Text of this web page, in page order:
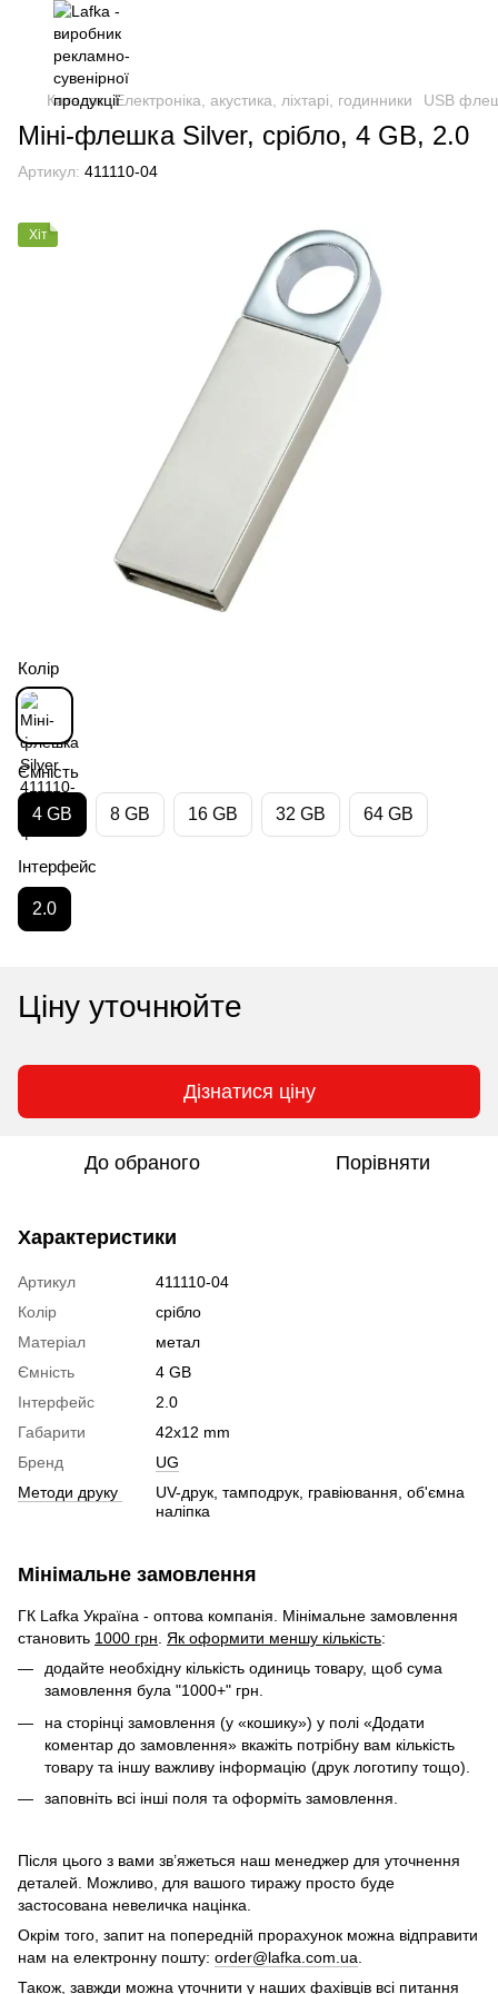
Каталог Електроніка, акустика, ліхтарі, годинники USB
Міні-флешка Silver, срібло, 4 GB, 2.0
Артикул: 411110-04
Хіт
Колір
Ємність
4 GB 8 GB 16 GB 32 GB 64 GB
Інтерфейс
2.0
Ціну уточнюйте
Дізнатися ціну
До обраного Порівняти
Характеристики
Артикул
411110-04
Колір
срібло
Матеріал
метал
Ємність
4 GB
Інтерфейс
2.0
Габарити
42х12 mm
Бренд
UG
Методи друку
UV-друк, тамподрук, гравіювання, об'ємна
наліпка
Мінімальне замовлення
ГК Lafka Україна - оптова компанія. Мінімальне замовлення
становить 1000 грн. Як оформити меншу кількість:
додайте необхідну кількість одиниць товару, щоб сума
замовлення була "1000+" грн.
на сторінці замовлення (у «кошику») у полі «Додати
коментар до замовлення» вкажіть потрібну вам кількість
товару та іншу важливу інформацію (друк логотипу тощо).
заповніть всі інші поля та оформіть замовлення.
Після цього з вами зв’яжеться наш менеджер для уточнення
деталей. Можливо, для вашого тиражу просто буде
застосована невеличка націнка.
Окрім того, запит на попередній прорахунок можна відправити
нам на електронну пошту: order@lafka.com.ua
Також, завжди можна уточнити у наших фахівців всі питання